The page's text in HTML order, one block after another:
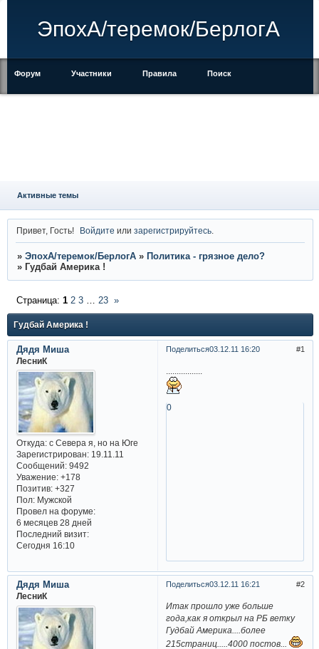
ЭпохА/теремок/БерлогА
Форум Участники Правила Поиск
Активные темы
Привет, Гость! Войдите илизарегистрируйтесь
» ЭпохА/теремок/БерлогА » Политика - грязное дело?
» Гудбай Америка !
Гудбай Америка !
Страница: 1 2 3 … 23 »
Поделиться 1
03.12.11 16:20
Дядя Миша
ЛесниК
Откуда:с Севера я, но на Юге
Зарегистрирован: 19.11.11
Сообщений:9492
Уважение: +178
Позитив: +327
Пол:Мужской
Провел на форуме:
6 месяцев 28 дней
Последний визит:
Сегодня 16:10
0
Поделиться 2
03.12.11 16:21
Дядя Миша
ЛесниК
Итак прошло уже больше
года,как я открыл на РБ ветку
Гудбай Америка....более
215страниц.....4000 постов...